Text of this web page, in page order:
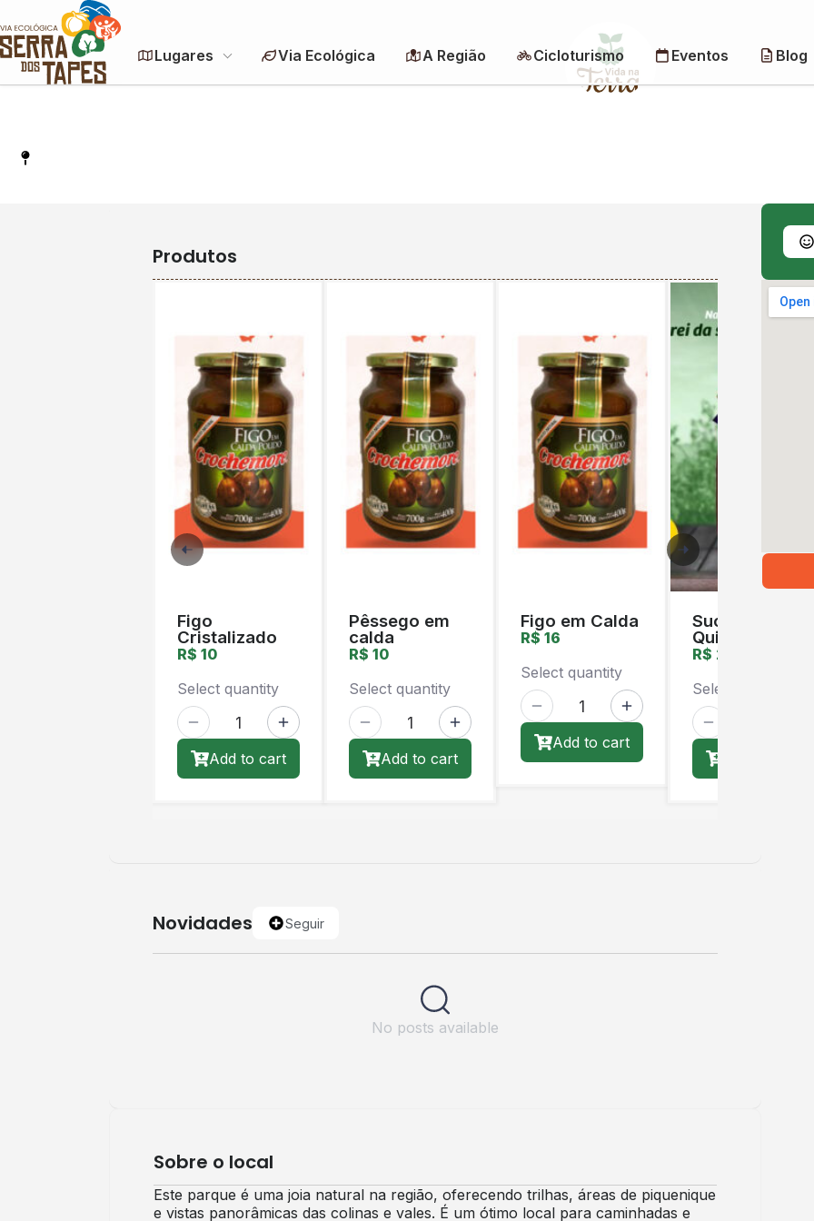
Lugares Via Ecológica A Região Cicloturismo Eventos Blog
Produtos
Figo
Cristalizado
R$ 10
Select quantity
Add to cart
Pêssego em
calda
R$ 10
Select quantity
Add to cart
Figo em Calda
R$ 16
Select quantity
Add to cart
Orgânico
Suco de Uva
QuintaMartins
R$ 20
Select quantity
Novidades Seguir
No posts available
Sobre o local
Este parque é uma joia natural na região, oferecendo trilhas, áreas de piquenique
e vistas panorâmicas das colinas e vales. É um ótimo local para caminhadas e